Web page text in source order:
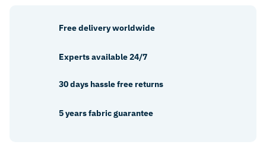
chosen
the
page
Free delivery worldwide
Experts available 24/7
30 days hassle free returns
5 years fabric guarantee